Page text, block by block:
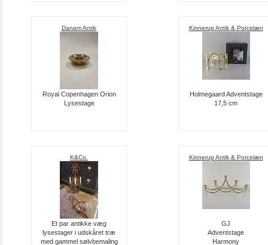
Danam Antik
Royal Copenhagen Orion
Lysestage
Kinnerup Antik & Porcelæn
Holmegaard Adventstage
17,5 cm
K&Co.
Et par antikke væg
lysestager i udskåret træ
med gammel sølvbemaling
Kinnerup Antik & Porcelæn
GJ
Adventstage
Harmony